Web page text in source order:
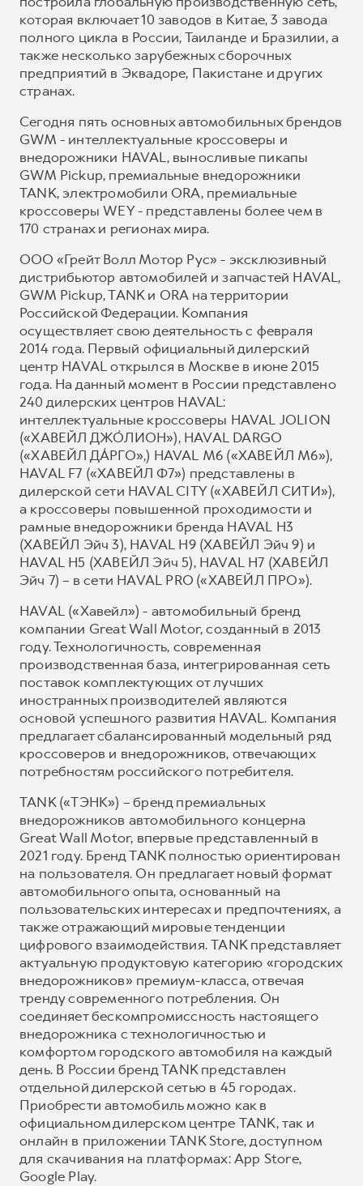
которая включает 10 заводов в Китае, 3 завода
полного цикла в России, Таиланде и Бразилии, а
также несколько зарубежных сборочных
предприятий в Эквадоре, Пакистане и других
странах.
Сегодня пять основных автомобильных брендов
GWM - интеллектуальные кроссоверы и
внедорожники HAVAL, выносливые пикапы
GWM Pickup, премиальные внедорожники
TANK, электромобили ORA, премиальные
кроссоверы WEY - представлены более чем в
170 странах и регионах мира.
ООО «Грейт Волл Мотор Рус» - эксклюзивный
дистрибьютор автомобилей и запчастей HAVAL,
GWM Pickup, TANK и ORA на территории
Российской Федерации. Компания
осуществляет свою деятельность с февраля
2014 года. Первый официальный дилерский
центр HAVAL открылся в Москве в июне 2015
года. На данный момент в России представлено
240 дилерских центров HAVAL:
интеллектуальные кроссоверы HAVAL JOLION
(«ХАВЕЙЛ ДЖО́ЛИОН»), HAVAL DARGO
(«ХАВЕЙЛ ДА́РГО»,) HAVAL М6 («ХАВЕЙЛ M6»),
HAVAL F7 («ХАВЕЙЛ Ф7») представлены в
дилерской сети HAVAL CITY («ХАВЕЙЛ СИТИ»),
а кроссоверы повышенной проходимости и
рамные внедорожники бренда HAVAL H3
(ХАВЕЙЛ Эйч 3), HAVAL H9 (ХАВЕЙЛ Эйч 9) и
HAVAL H5 (ХАВЕЙЛ Эйч 5), HAVAL H7 (ХАВЕЙЛ
Эйч 7) – в сети HAVAL PRO («ХАВЕЙЛ ПРО»).
HAVAL («Хавейл») - автомобильный бренд
компании Great Wall Motor, созданный в 2013
году. Технологичность, современная
производственная база, интегрированная сеть
поставок комплектующих от лучших
иностранных производителей являются
основой успешного развития HAVAL. Компания
предлагает сбалансированный модельный ряд
кроссоверов и внедорожников, отвечающих
потребностям российского потребителя.
TANK («ТЭНК») – бренд премиальных
внедорожников автомобильного концерна
Great Wall Motor, впервые представленный в
2021 году. Бренд TANK полностью ориентирован
на пользователя. Он предлагает новый формат
автомобильного опыта, основанный на
пользовательских интересах и предпочтениях, а
также отражающий мировые тенденции
цифрового взаимодействия. TANK представляет
актуальную продуктовую категорию «городских
внедорожников» премиум-класса, отвечая
тренду современного потребления. Он
соединяет бескомпромиссность настоящего
внедорожника с технологичностью и
комфортом городского автомобиля на каждый
день. В России бренд TANK представлен
отдельной дилерской сетью в 45 городах.
Приобрести автомобиль можно как в
официальном дилерском центре TANK, так и
онлайн в приложении TANK Store, доступном
для скачивания на платформах: App Store,
Google Play.